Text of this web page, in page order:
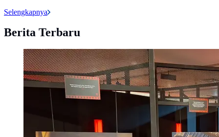
Selengkapnya
Berita Terbaru